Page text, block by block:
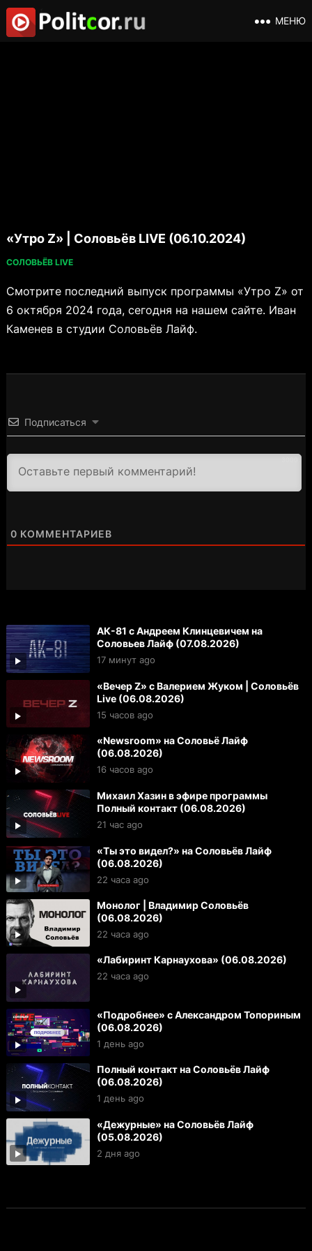
МЕНЮ
«Утро Z» | Соловьёв LIVE (06.10.2024)
СОЛОВЬЁВ LIVE
Смотрите последний выпуск программы «Утро Z» от
6 октября 2024 года, сегодня на нашем сайте. Иван
Каменев в студии Соловьёв Лайф.
Подписаться
0 КОММЕНТАРИЕВ
АК-81 с Андреем Клинцевичем на
Соловьев Лайф (07.08.2026)
17 минут ago
«Вечер Z» с Валерием Жуком | Соловьёв
Live (06.08.2026)
15 часов ago
«Newsroom» на Соловьё Лайф
(06.08.2026)
16 часов ago
Михаил Хазин в эфире программы
Полный контакт (06.08.2026)
21 час ago
«Ты это видел?» на Соловьёв Лайф
(06.08.2026)
22 часа ago
Монолог | Владимир Соловьёв
(06.08.2026)
22 часа ago
«Лабиринт Карнаухова» (06.08.2026)
22 часа ago
«Подробнее» с Александром Топориным
(06.08.2026)
1 день ago
Полный контакт на Соловьёв Лайф
(06.08.2026)
1 день ago
«Дежурные» на Соловьёв Лайф
(05.08.2026)
2 дня ago